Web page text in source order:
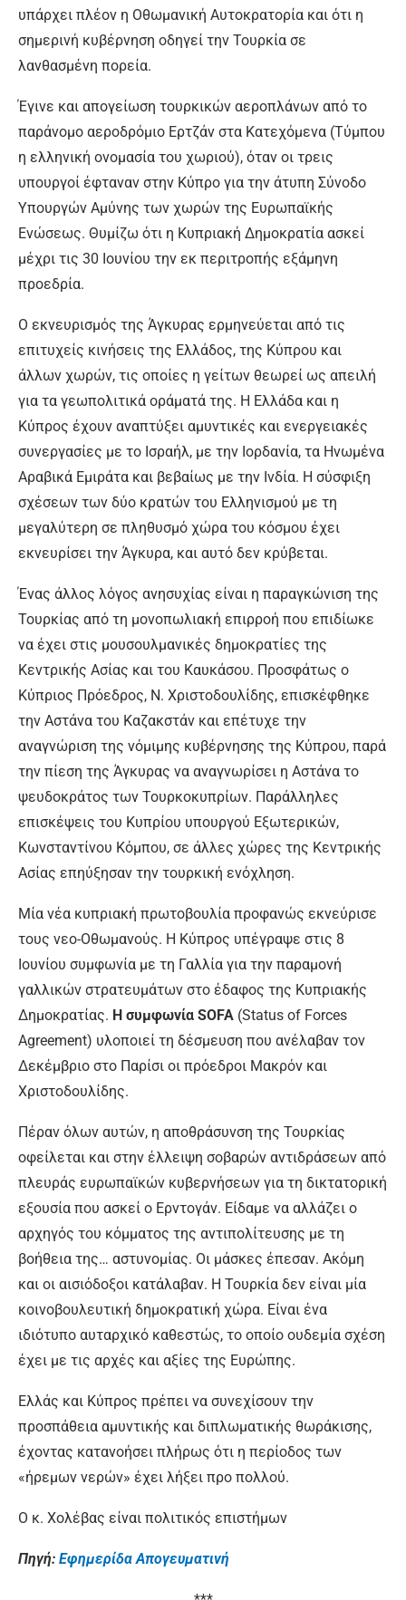
υπάρχει πλέον η Οθωμανική Αυτοκρατορία και ότι η
σημερινή κυβέρνηση οδηγεί την Τουρκία σε
λανθασμένη πορεία.
Έγινε και απογείωση τουρκικών αεροπλάνων από το
παράνομο αεροδρόμιο Ερτζάν στα Κατεχόμενα (Τύμπου
η ελληνική ονομασία του χωριού), όταν οι τρεις
υπουργοί έφταναν στην Κύπρο για την άτυπη Σύνοδο
Υπουργών Αμύνης των χωρών της Ευρωπαϊκής
Ενώσεως. Θυμίζω ότι η Κυπριακή Δημοκρατία ασκεί
μέχρι τις 30 Ιουνίου την εκ περιτροπής εξάμηνη
προεδρία.
Ο εκνευρισμός της Άγκυρας ερμηνεύεται από τις
επιτυχείς κινήσεις της Ελλάδος, της Κύπρου και
άλλων χωρών, τις οποίες η γείτων θεωρεί ως απειλή
για τα γεωπολιτικά οράματά της. Η Ελλάδα και η
Κύπρος έχουν αναπτύξει αμυντικές και ενεργειακές
συνεργασίες με το Ισραήλ, με την Ιορδανία, τα Ηνωμένα
Αραβικά Εμιράτα και βεβαίως με την Ινδία. Η σύσφιξη
σχέσεων των δύο κρατών του Ελληνισμού με τη
μεγαλύτερη σε πληθυσμό χώρα του κόσμου έχει
εκνευρίσει την Άγκυρα, και αυτό δεν κρύβεται.
Ένας άλλος λόγος ανησυχίας είναι η παραγκώνιση της
Τουρκίας από τη μονοπωλιακή επιρροή που επιδίωκε
να έχει στις μουσουλμανικές δημοκρατίες της
Κεντρικής Ασίας και του Καυκάσου. Προσφάτως ο
Κύπριος Πρόεδρος, Ν. Χριστοδουλίδης, επισκέφθηκε
την Αστάνα του Καζακστάν και επέτυχε την
αναγνώριση της νόμιμης κυβέρνησης της Κύπρου, παρά
την πίεση της Άγκυρας να αναγνωρίσει η Αστάνα το
ψευδοκράτος των Τουρκοκυπρίων. Παράλληλες
επισκέψεις του Κυπρίου υπουργού Εξωτερικών,
Κωνσταντίνου Κόμπου, σε άλλες χώρες της Κεντρικής
Ασίας επηύξησαν την τουρκική ενόχληση.
Μία νέα κυπριακή πρωτοβουλία προφανώς εκνεύρισε
τους νεο-Οθωμανούς. Η Κύπρος υπέγραψε στις 8
Ιουνίου συμφωνία με τη Γαλλία για την παραμονή
γαλλικών στρατευμάτων στο έδαφος της Κυπριακής
Δημοκρατίας. Η συμφωνία SOFA (Status of Forces
Agreement) υλοποιεί τη δέσμευση που ανέλαβαν τον
Δεκέμβριο στο Παρίσι οι πρόεδροι Μακρόν και
Χριστοδουλίδης.
Πέραν όλων αυτών, η αποθράσυνση της Τουρκίας
οφείλεται και στην έλλειψη σοβαρών αντιδράσεων από
πλευράς ευρωπαϊκών κυβερνήσεων για τη δικτατορική
εξουσία που ασκεί ο Ερντογάν. Είδαμε να αλλάζει ο
αρχηγός του κόμματος της αντιπολίτευσης με τη
βοήθεια της… αστυνομίας. Οι μάσκες έπεσαν. Ακόμη
και οι αισιόδοξοι κατάλαβαν. Η Τουρκία δεν είναι μία
κοινοβουλευτική δημοκρατική χώρα. Είναι ένα
ιδιότυπο αυταρχικό καθεστώς, το οποίο ουδεμία σχέση
έχει με τις αρχές και αξίες της Ευρώπης.
Ελλάς και Κύπρος πρέπει να συνεχίσουν την
προσπάθεια αμυντικής και διπλωματικής θωράκισης,
έχοντας κατανοήσει πλήρως ότι η περίοδος των
«ήρεμων νερών» έχει λήξει προ πολλού.
Ο κ. Χολέβας είναι πολιτικός επιστήμων
Πηγή: Eφημερίδα Απογευματινή